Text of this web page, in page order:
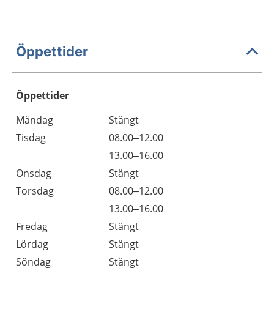
Öppettider
Öppettider
Dag
Öppettider
Kommentarer
Måndag
Stängt
Tisdag
08.00–12.00
13.00–16.00
Onsdag
Stängt
Torsdag
08.00–12.00
13.00–16.00
Fredag
Stängt
Lördag
Stängt
Söndag
Stängt